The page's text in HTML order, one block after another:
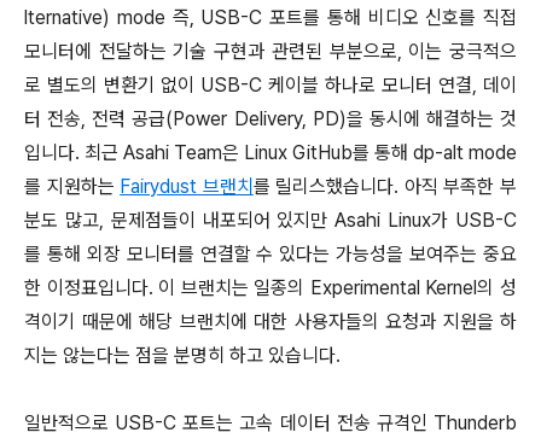
lternative) mode 즉, USB-C 포트를 통해 비디오 신호를 직접
모니터에 전달하는 기술 구현과 관련된 부분으로, 이는 궁극적으
로 별도의 변환기 없이 USB-C 케이블 하나로 모니터 연결, 데이
터 전송, 전력 공급(Power Delivery, PD)을 동시에 해결하는 것
입니다. 최근 Asahi Team은 Linux GitHub를 통해 dp-alt mode
를 지원하는 Fairydust 브랜치를 릴리스했습니다. 아직 부족한 부
분도 많고, 문제점들이 내포되어 있지만 Asahi Linux가 USB-C
를 통해 외장 모니터를 연결할 수 있다는 가능성을 보여주는 중요
한 이정표입니다. 이 브랜치는 일종의 Experimental Kernel의 성
격이기 때문에 해당 브랜치에 대한 사용자들의 요청과 지원을 하
지는 않는다는 점을 분명히 하고 있습니다.
일반적으로 USB-C 포트는 고속 데이터 전송 규격인 Thunderb